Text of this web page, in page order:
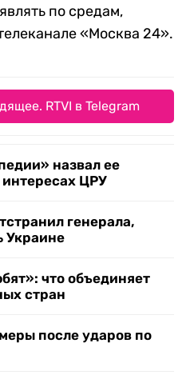
по средам,
«Москва 24».
RTVI в Telegram
назвал ее
ЦРУ
генерала,
Украине
что объединяет
стран
после ударов по